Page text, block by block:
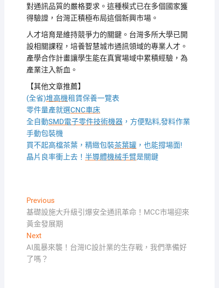
對通訊品質的嚴格要求。這種模式已在多個國家獲
得驗證，台灣正積極布局這個新興市場。
人才培育是維持競爭力的關鍵。台灣多所大學已開
設相關課程，培養智慧城市通訊領域的專業人才。
產學合作計畫讓學生能在真實場域中累積經驗，為
產業注入新血。
【其他文章推薦】
(全省)堆高機租賃保養一覽表
零件量產就選CNC車床
全自動SMD電子零件技術機器，方便點料,發料作業
手動包裝機
買不起高檔茶葉，精緻包裝茶葉罐，也能撐場面!
晶片良率衝上去！ 半導體機械手臂是關鍵
文
章
導
覽
PreviousPrevious
post:
基礎設施大升級引爆安全通訊革命！MCC市場迎來
黃金發展期
NextNext
post:
AI風暴來襲！台灣IC設計業的生存戰，我們準備好
了嗎？